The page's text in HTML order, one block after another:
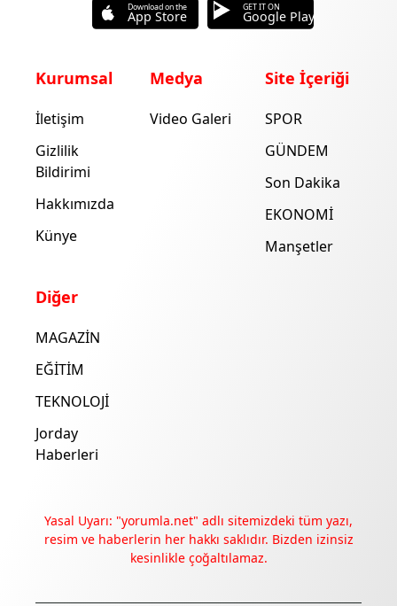
Download on the
App Store
GET IT ON
Google Play
Kurumsal
İletişim
Gizlilik
Bildirimi
Hakkımızda
Künye
Medya
Video Galeri
Site İçeriği
SPOR
GÜNDEM
Son Dakika
EKONOMİ
Manşetler
Diğer
MAGAZİN
EĞİTİM
TEKNOLOJİ
Jorday
Haberleri
Yasal Uyarı: "yorumla.net" adlı sitemizdeki tüm yazı,
resim ve haberlerin her hakkı saklıdır. Bizden izinsiz
kesinlikle çoğaltılamaz.